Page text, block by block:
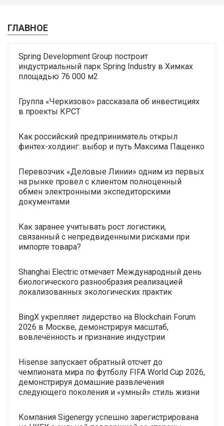
ГЛАВНОЕ
Spring Development Group построит
индустриальный парк Spring Industry в Химках
площадью 76 000 м2
Группа «Черкизово» рассказала об инвестициях
в проекты КРСТ
Как российский предприниматель открыл
финтех-холдинг: выбор и путь Максима Пащенко
Перевозчик «Деловые Линии» одним из первых
на рынке провел с клиентом полноценный
обмен электронными экспедиторскими
документами
Как заранее учитывать рост логистики,
связанный с непредвиденными рисками при
импорте товара?
Shanghai Electric отмечает Международный день
биологического разнообразия реализацией
локализованных экологических практик
BingX укрепляет лидерство на Blockchain Forum
2026 в Москве, демонстрируя масштаб,
вовлечённость и признание индустрии
Hisense запускает обратный отсчет до
чемпионата мира по футболу FIFA World Cup 2026,
демонстрируя домашние развлечения
следующего поколения и «умный» стиль жизни
Компания Sigenergy успешно зарегистрирована